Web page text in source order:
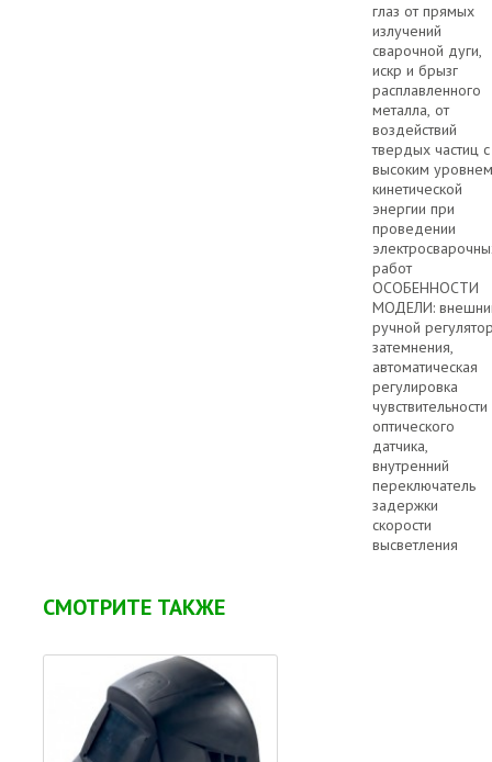
глаз от прямых
излучений
сварочной дуги,
искр и брызг
расплавленного
металла, от
воздействий
твердых частиц с
высоким уровнем
кинетической
энергии при
проведении
работ
ОСОБЕННОСТИ
МОДЕЛИ:
ручной
затемнения,
автоматическая
регулировка
чувствительности
оптического
датчика,
внутренний
переключатель
задержки
скорости
высветления
СМОТРИТЕ ТАКЖЕ